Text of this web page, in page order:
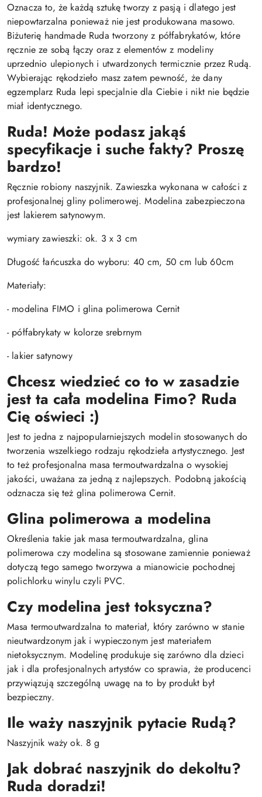
Oznacza to, że każdą sztukę tworzy z pasją i dlatego jest
niepowtarzalna ponieważ nie jest produkowana masowo.
Biżuterię handmade Ruda tworzony z półfabrykatów, które
ręcznie ze sobą łączy oraz z elementów z modeliny
uprzednio ulepionych i utwardzonych termicznie przez Rudą.
Wybierając rękodzieło masz zatem pewność, że dany
egzemplarz Ruda lepi specjalnie dla Ciebie i nikt nie będzie
miał identycznego.
Ruda! Może podasz jakąś
specyfikacje i suche fakty? Proszę
bardzo!
Ręcznie robiony naszyjnik. Zawieszka wykonana w całości z
profesjonalnej gliny polimerowej. Modelina zabezpieczona
jest lakierem satynowym.
wymiary zawieszki: ok. 3 x 3 cm
Długość łańcuszka do wyboru: 40 cm, 50 cm lub 60cm
Materiały:
- modelina FIMO i glina polimerowa Cernit
- półfabrykaty w kolorze srebrnym
- lakier satynowy
Chcesz wiedzieć co to w zasadzie
jest ta cała modelina Fimo? Ruda
Cię oświeci :)
Jest to jedna z najpopularniejszych modelin stosowanych do
tworzenia wszelkiego rodzaju rękodzieła artystycznego. Jest
to też profesjonalna masa termoutwardzalna o wysokiej
jakości, uważana za jedną z najlepszych. Podobną jakością
odznacza się też glina polimerowa Cernit.
Glina polimerowa a modelina
Określenia takie jak masa termoutwardzalna, glina
polimerowa czy modelina są stosowane zamiennie ponieważ
dotyczą tego samego tworzywa a mianowicie pochodnej
polichlorku winylu czyli PVC.
Czy modelina jest toksyczna?
Masa termoutwardzalna to materiał, który zarówno w stanie
nieutwardzonym jak i wypieczonym jest materiałem
nietoksycznym. Modelinę produkuje się zarówno dla dzieci
jak i dla profesjonalnych artystów co sprawia, że producenci
przywiązują szczególną uwagę na to by produkt był
bezpieczny.
Ile waży naszyjnik pytacie Rudą?
Naszyjnik waży ok. 8 g
Jak dobrać naszyjnik do dekoltu?
Ruda doradzi!